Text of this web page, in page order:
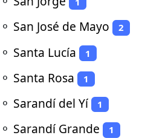
⚬ San José de Mayo 2
⚬ Santa Lucía 1
⚬ Santa Rosa 1
⚬ Sarandí del Yí 1
⚬ Sarandí Grande 1